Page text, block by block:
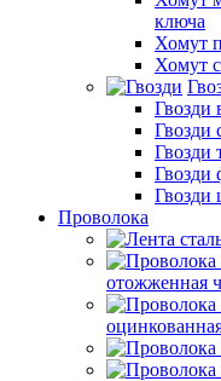
ключа
Хомут
Хомут
Гвозди
Гвозди
Гвозди
Гвозди
Проволока
отожженная